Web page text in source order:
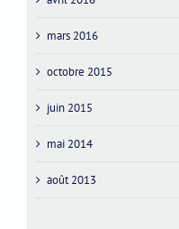
mars 2016
octobre 2015
juin 2015
mai 2014
août 2013